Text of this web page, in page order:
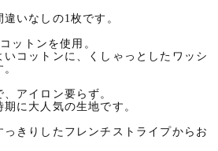
いなしの1枚です。
ットンを使用。
コットンに、くしゃっとしたワッシ
アイロン要らず。
に大人気の生地です。
きりしたフレンチストライプからお